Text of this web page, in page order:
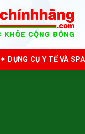
✦ DỤNG CỤ Y TẾ VÀ SPA